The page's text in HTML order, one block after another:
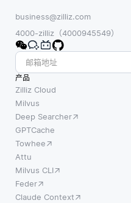
特定
条件
下评
估各
种数
据库
系统
的性
能。
要进
效的
基准
法。
与可
以仅
基于
business@zilliz.com
4000-zilliz（4000945549）
产品
Zilliz Cloud
Milvus
Deep Searcher
GPTCache
Towhee
Attu
Milvus CLI
Feder
Claude Context